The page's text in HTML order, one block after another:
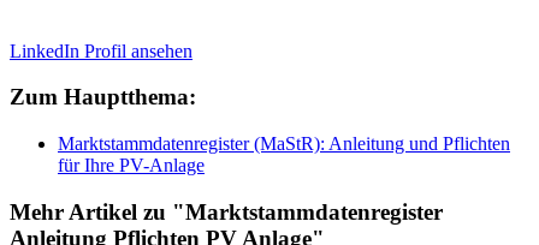
LinkedIn Profil ansehen
Zum Hauptthema:
Marktstammdatenregister (MaStR): Anleitung und Pflichten
für Ihre PV-Anlage
Mehr Artikel zu "Marktstammdatenregister
Anleitung Pflichten PV Anlage"